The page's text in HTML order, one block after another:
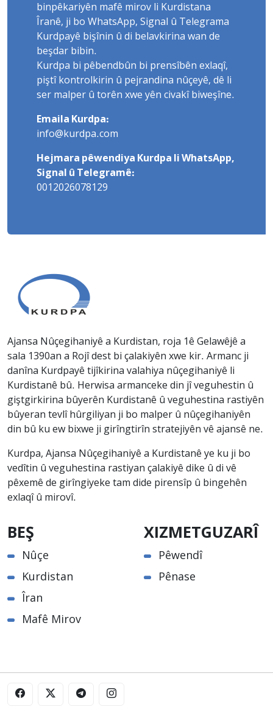
binpêkariyên mafê mirov li Kurdistana
Îranê, ji bo WhatsApp, Signal û Telegrama
Kurdpayê bişînin û di belavkirina wan de
beşdar bibin.
Kurdpa bi pêbendbûn bi prensîbên exlaqî,
piştî kontrolkirin û pejrandina nûçeyê, dê li
ser malper û torên xwe yên civakî biweşîne.
Emaila Kurdpa:
info@kurdpa.com
Hejmara pêwendiya Kurdpa li WhatsApp,
Signal û Telegramê:
0012026078129
Ajansa Nûçegihaniyê a Kurdistan, roja 1ê Gelawêjê a
sala 1390an a Rojî dest bi çalakiyên xwe kir. Armanc ji
danîna Kurdpayê tijîkirina valahiya nûçegihaniyê li
Kurdistanê bû. Herwisa armanceke din jî veguhestin û
giştgirkirina bûyerên Kurdistanê û veguhestina rastiyên
bûyeran tevlî hûrgiliyan ji bo malper û nûçegihaniyên
din bû ku ew bixwe ji girîngtirîn stratejiyên vê ajansê ne.
Kurdpa, Ajansa Nûçegihaniyê a Kurdistanê ye ku ji bo
vedîtin û veguhestina rastiyan çalakiyê dike û di vê
pêxemê de girîngiyeke tam dide pirensîp û bingehên
exlaqî û mirovî.
BEŞ
Nûçe
Kurdistan
Îran
Mafê Mirov
XIZMETGUZARÎ
Pêwendî
Pênase